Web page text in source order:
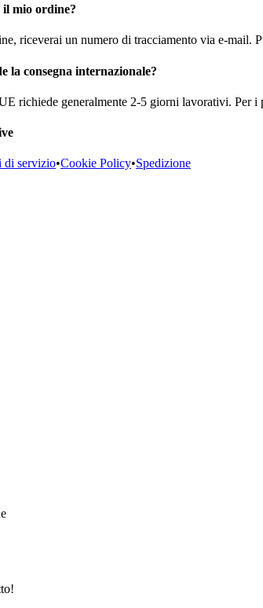
il mio ordine?
riceverai un numero di tracciamento via e-mail.
la consegna internazionale?
richiede generalmente 2-5 giorni lavorativi. Per
di servizio•Cookie Policy•Spedizione